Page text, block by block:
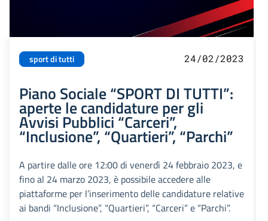
sport di tutti 24/02/2023
Piano Sociale “SPORT DI TUTTI”:
aperte le candidature per gli
Avvisi Pubblici “Carceri”,
“Inclusione”, “Quartieri”, “Parchi”
A partire dalle ore 12:00 di venerdì 24 febbraio 2023, e
fino al 24 marzo 2023, è possibile accedere alle
piattaforme per l’inserimento delle candidature relative
ai bandi “Inclusione”, “Quartieri”, “Carceri” e “Parchi”.